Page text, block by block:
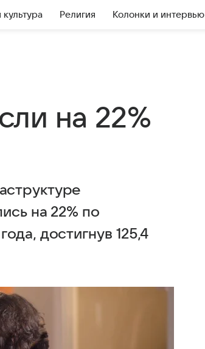
Религия Колонки и интервью
на 22%
на 22% по
достигнув 125,4